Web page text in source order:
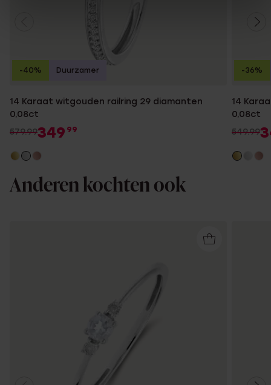
14 Karaat witgouden railring 29 diamanten
0,08ct
579.99349 99
-40% Duurzamer
14
0,08ct
549.99
-36%
Anderen kochten ook